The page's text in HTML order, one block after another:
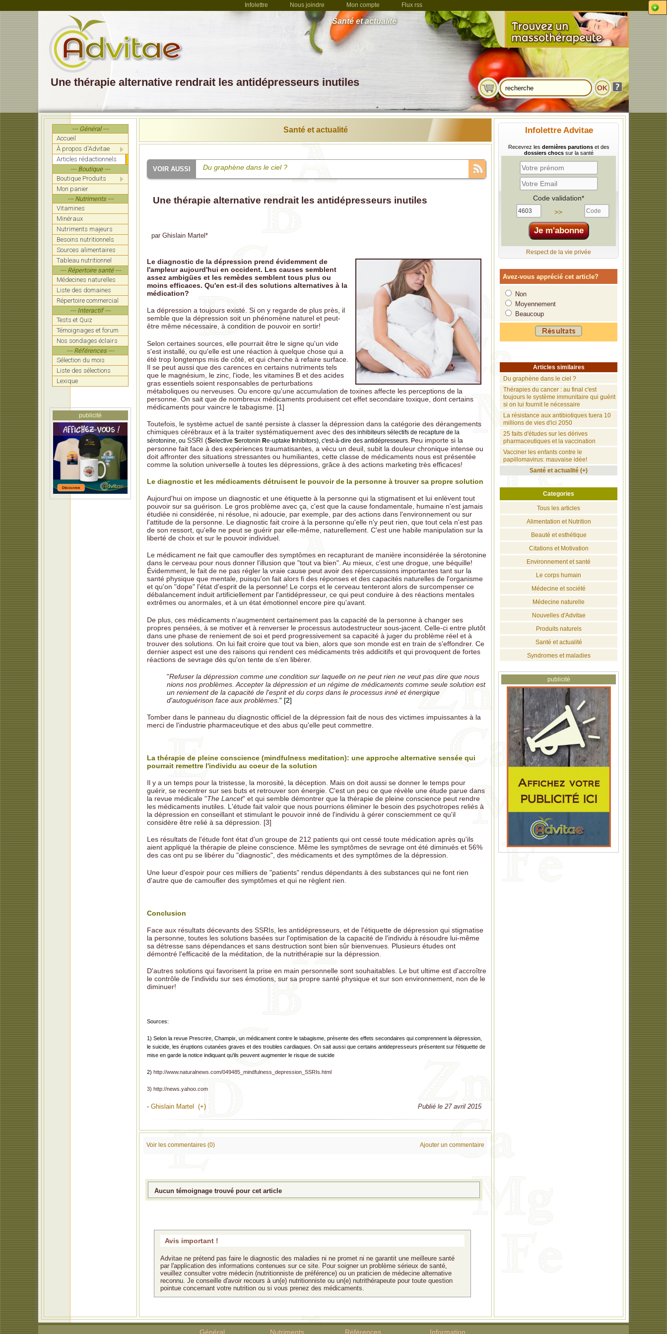
Infolettre Nous joindre Mon compte Flux rss
Santé et actualité
Une thérapie alternative rendrait les antidépresseurs inutiles
--- Général ---
Accueil
À propos d'Advitae
Articles rédactionnels
--- Boutique ---
Boutique Produits
Mon panier
--- Nutriments ---
Vitamines
Minéraux
Nutriments majeurs
Besoins nutritionnels
Sources alimentaires
Tableau nutritionnel
--- Répertoire santé ---
Médecines naturelles
Liste des domaines
Répertoire commercial
--- Interactif ---
Tests et Quiz
Témoignages et forum
Nos sondages éclairs
--- Références ---
Sélection du mois
Liste des sélections
Lexique
publicité
Santé et actualité Infolettre Advitae
Recevrez les dernières parutionset des
dossiers chocssur la santé
Code validation*
>>
Respect de la vie privée
Avez-vous apprécié cet article?
Non
Moyennement
Beaucoup
Articles similaires
Du graphène dans le ciel ?
Thérapies du cancer : au final c'est
toujours le système immunitaire qui guérit
si on lui fournit le nécessaire
La résistance aux antibiotiques tuera 10
millions de vies d'ici 2050
25 faits d'études sur les dérives
pharmaceutiques et la vaccination
Vacciner les enfants contre le
papillomavirus: mauvaise idée!
Santé et actualité (+)
Categories
Tous les articles
Alimentation et Nutrition
Beauté et esthétique
Citations et Motivation
Environnement et santé
Le corps humain
Médecine et société
Médecine naturelle
Nouvelles d'Advitae
Produits naturels
Santé et actualité
Syndromes et maladies
publicité
Du graphène dans le ciel ?
La résistance aux antibiotiques tuera 10 millions de vies d'ici 2050
Vacciner les enfants contre le papillomavirus: mauvaise idée!
Les édulcorants, la nouvelle mode!
Ritalin - Lettre au Journal de Montréal
Médecine nouvelle. Une goutte d'eau ...
Une thérapie alternative rendrait les antidépresseurs inutiles
par Ghislain Martel *
Le diagnostic de la dépression prend évidemment de
l'ampleur aujourd'hui en occident. Les causes semblent
assez ambigües et les remèdes semblent tous plus ou
moins efficaces. Qu'en est-il des solutions alternatives à la
médication?
La dépression a toujours existé. Si on y regarde de plus près, il
semble que la dépression soit un phénomène naturel et peut-
être même nécessaire, à condition de pouvoir en sortir!
Selon certaines sources, elle pourrait être le signe qu'un vide
s'est installé, ou qu'elle est une réaction à quelque chose qui a
été trop longtemps mis de côté, et qui cherche à refaire surface.
Il se peut aussi que des carences en certains nutriments tels
que le magnésium, le zinc, l'iode, les vitamines B et des acides
gras essentiels soient responsables de perturbations
métaboliques ou nerveuses. Ou encore qu'une accumulation de toxines affecte les perceptions de la
personne. On sait que de nombreux médicaments produisent cet effet secondaire toxique, dont certains
médicaments pour vaincre le tabagisme. [1]
Toutefois, le système actuel de santé persiste à classer la dépression dans la catégorie des dérangements
chimiques cérébraux et à la traiter systématiquement avec des des inhibiteurs sélectifs de recapture de la
sérotonine, ou SSRI (Selective Serotonin Re-uptake Inhibitors), c'est-à-dire des antidépresseurs. Peu importe si la
personne fait face à des expériences traumatisantes, a vécu un deuil, subit la douleur chronique intense ou
doit affronter des situations stressantes ou humiliantes, cette classe de médicaments nous est présentée
comme la solution universelle à toutes les dépressions, grâce à des actions marketing très efficaces!
Le diagnostic et les médicaments détruisent le pouvoir de la personne à trouver sa propre solution
Aujourd'hui on impose un diagnostic et une étiquette à la personne qui la stigmatisent et lui enlèvent tout
pouvoir sur sa guérison. Le gros problème avec ça, c'est que la cause fondamentale, humaine n'est jamais
étudiée ni considérée, ni résolue, ni adoucie, par exemple, par des actions dans l'environnement ou sur
l'attitude de la personne. Le diagnostic fait croire à la personne qu'elle n'y peut rien, que tout cela n'est pas
de son ressort, qu'elle ne peut se guérir par elle-même, naturellement. C'est une habile manipulation sur la
liberté de choix et sur le pouvoir individuel.
Le médicament ne fait que camoufler des symptômes en recapturant de manière inconsidérée la sérotonine
dans le cerveau pour nous donner l'illusion que "tout va bien". Au mieux, c'est une drogue, une béquille!
Évidemment, le fait de ne pas régler la vraie cause peut avoir des répercussions importantes tant sur la
santé physique que mentale, puisqu'on fait alors fi des réponses et des capacités naturelles de l'organisme
et qu'on "dope" l'état d'esprit de la personne! Le corps et le cerveau tenteront alors de surcompenser ce
débalancement induit artificiellement par l'antidépresseur, ce qui peut conduire à des réactions mentales
extrêmes ou anormales, et à un état émotionnel encore pire qu'avant.
De plus, ces médicaments n'augmentent certainement pas la capacité de la personne à changer ses
propres pensées, à se motiver et à renverser le processus autodestructeur sous-jacent. Celle-ci entre plutôt
dans une phase de reniement de soi et perd progressivement sa capacité à juger du problème réel et à
trouver des solutions. On lui fait croire que tout va bien, alors que son monde est en train de s'effondrer. Ce
dernier aspect est une des raisons qui rendent ces médicaments très addicitifs et qui provoquent de fortes
réactions de sevrage dès qu'on tente de s'en libérer.
"Refuser la dépression comme une condition sur laquelle on ne peut rien ne veut pas dire que nous
nions nos problèmes. Accepter la dépression et un régime de médicaments comme seule solution est
un reniement de la capacité de l'esprit et du corps dans le processus inné et énergique
d'autoguérison face aux problèmes " [2]
Tomber dans le panneau du diagnostic officiel de la dépression fait de nous des victimes impuissantes à la
merci de l'industrie pharmaceutique et des abus qu'elle peut commettre.
La thérapie de pleine conscience (mindfulness meditation): une approche alternative sensée qui
pourrait remettre l'individu au coeur de la solution
Il y a un temps pour la tristesse, la morosité, la déception. Mais on doit aussi se donner le temps pour
guérir, se recentrer sur ses buts et retrouver son énergie. C'est un peu ce que révèle une étude parue dans
la revue médicale "The Lancet" et qui semble démontrer que la thérapie de pleine conscience peut rendre
les médicaments inutiles. L'étude fait valoir que nous pourrions éliminer le besoin des psychotropes reliés à
la dépression en conseillant et stimulant le pouvoir inné de l'individu à gérer consciemment ce qu'il
considère être relié à sa dépression. [3]
Les résultats de l'étude font état d'un groupe de 212 patients qui ont cessé toute médication après qu'ils
aient appliqué la thérapie de pleine conscience. Même les symptômes de sevrage ont été diminués et 56%
des cas ont pu se libérer du "diagnostic", des médicaments et des symptômes de la dépression.
Une lueur d'espoir pour ces milliers de "patients" rendus dépendants à des substances qui ne font rien
d'autre que de camoufler des symptômes et qui ne règlent rien.
Conclusion
Face aux résultats décevants des SSRIs, les antidépresseurs, et de l'étiquette de dépression qui stigmatise
la personne, toutes les solutions basées sur l'optimisation de la capacité de l'individu à résoudre lui-même
sa détresse sans dépendances et sans destruction sont bien sûr bienvenues. Plusieurs études ont
démontré l'efficacité de la méditation, de la nutrithérapie sur la dépression.
D'autres solutions qui favorisent la prise en main personnelle sont souhaitables. Le but ultime est d'accroître
le contrôle de l'individu sur ses émotions, sur sa propre santé physique et sur son environnement, non de le
diminuer!
Sources:
1) Selon la revue Prescrire, Champix, un médicament contre le tabagisme, présente des effets secondaires qui comprennent la dépression,
le suicide, les éruptions cutanées graves et des troubles cardiaques. On sait aussi que certains antidepresseurs présentent sur l'étiquette de
mise en garde la notice indiquant qu'ils peuvent augmenter le risque de suicide
2) http://www.naturalnews.com/049485_mindfulness_depression_SSRIs.html
3) http://news.yahoo.com
- Ghislain Martel (+) Publié le 27 avril 2015
Voir les commentaires (0) Ajouter un commentaire
Aucun témoignage trouvé pour cet article
Avis important !
Advitae ne prétend pas faire le diagnostic des maladies ni ne promet ni ne garantit une meilleure santé
par l'application des informations contenues sur ce site. Pour soigner un problème sérieux de santé,
veuillez consulter votre médecin (nutritionniste de préférence) ou un praticien de médecine alternative
reconnu. Je conseille d'avoir recours à un(e) nutritionniste ou un(e) nutrithérapeute pour toute question
pointue concernant votre nutrition ou si vous prenez des médicaments.
Général Nutriments Références Information